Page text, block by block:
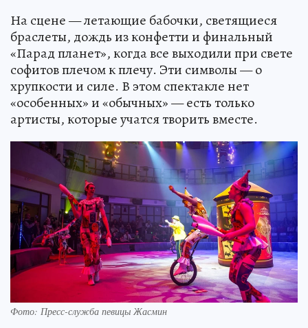
На сцене — летающие бабочки, светящиеся
браслеты, дождь из конфетти и финальный
«Парад планет», когда все выходили при свете
софитов плечом к плечу. Эти символы — о
хрупкости и силе. В этом спектакле нет
«особенных» и «обычных» — есть только
артисты, которые учатся творить вместе.
Фото: Пресс-служба певицы Жасмин